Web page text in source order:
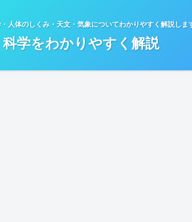
人体のしくみ・天文・気象についてわかりやすく解説しま
科学をわかりやすく解説